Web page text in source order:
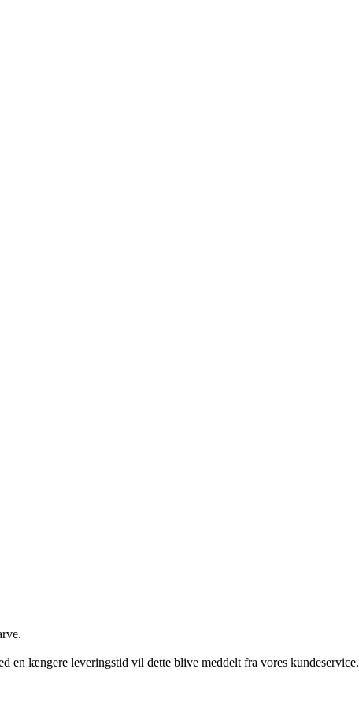
en længere leveringstid vil dette blive meddelt fra vores kundeservice.